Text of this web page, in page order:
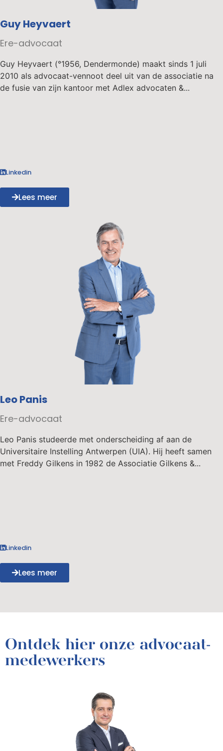
Guy Heyvaert
Ere-advocaat
Guy Heyvaert (°1956, Dendermonde) maakt sinds 1 juli
2010 als advocaat-vennoot deel uit van de associatie na
de fusie van zijn kantoor met Adlex advocaten &...
Linkedin
Lees meer
Leo Panis
Ere-advocaat
Leo Panis studeerde met onderscheiding af aan de
Universitaire Instelling Antwerpen (UIA). Hij heeft samen
met Freddy Gilkens in 1982 de Associatie Gilkens &...
Linkedin
Lees meer
Ontdek hier onze advocaat-
medewerkers